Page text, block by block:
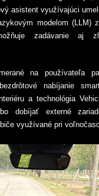
asistent využívajúci
modelom (LLM)
zadávanie aj
na používateľa
nabíjanie
a technológia
dobíjať externé
využívané pri